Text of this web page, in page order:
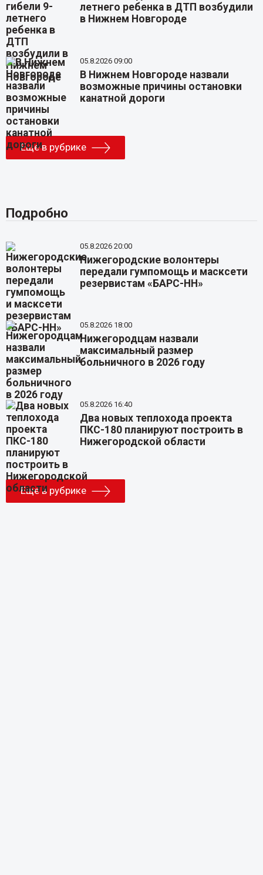
летнего ребенка в ДТП возбудили
в Нижнем Новгороде
05.8.2026 09:00
В Нижнем Новгороде назвали
возможные причины остановки
канатной дороги
Еще в рубрике
Подробно
05.8.2026 20:00
Нижегородские волонтеры
передали гумпомощь и масксети
резервистам «БАРС-НН»
05.8.2026 18:00
Нижегородцам назвали
максимальный размер
больничного в 2026 году
05.8.2026 16:40
Два новых теплохода проекта
ПКС-180 планируют построить в
Нижегородской области
Еще в рубрике